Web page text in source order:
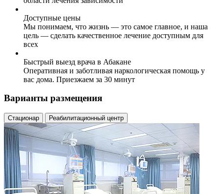
Доступные цены
Мы понимаем, что жизнь — это самое главное, и наша
цель — сделать качественное лечение доступным для
всех
Быстрый выезд врача в Абакане
Оперативная и заботливая наркологическая помощь у
вас дома. Приезжаем за 30 минут
Варианты размещения
Стационар Реабилитационный центр